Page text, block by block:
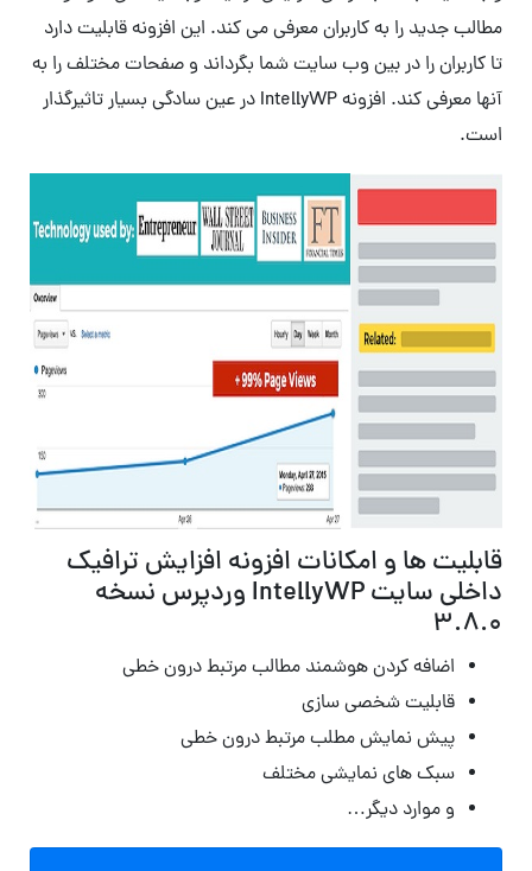
مطالب جدید را به کاربران معرفی می کند. این افزونه قابلیت دارد
تا کاربران را در بین وب سایت شما بگرداند و صفحات مختلف را به
آنها معرفی کند. افزونه IntellyWP در عین سادگی بسیار تاثیرگذار
است.
قابلیت ها و امکانات افزونه افزایش ترافیک
داخلی سایت IntellyWP وردپرس نسخه
3.8.0
اضافه کردن هوشمند مطالب مرتبط درون خطی
قابلیت شخصی سازی
پیش نمایش مطلب مرتبط درون خطی
سبک های نمایشی مختلف
و موارد دیگر…